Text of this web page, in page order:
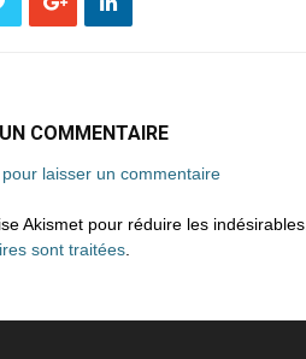
COMMENTAIRE
laisser un commentaire
Akismet pour réduire les indésirables.
sont traitées